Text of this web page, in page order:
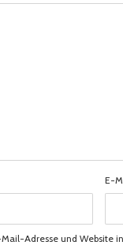
E-
Adresse und Website